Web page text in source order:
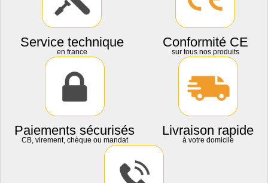
Service technique
en france
Conformité CE
sur tous nos produits
Paiements sécurisés
CB, virement, chèque ou mandat
Livraison rapide
à votre domicile